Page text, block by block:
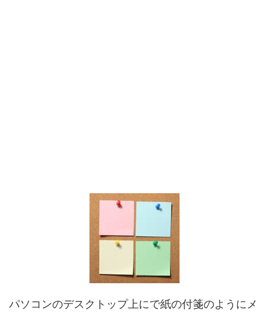
パソコンのデスクトップ上にで紙の付箋のようにメ